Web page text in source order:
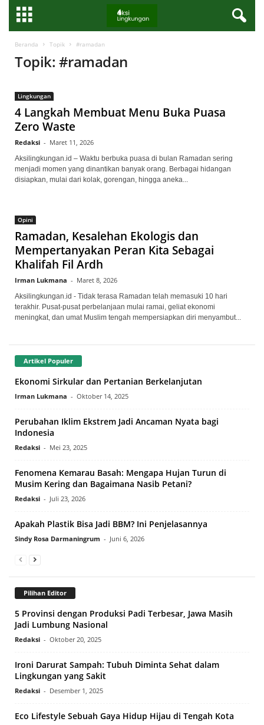
Beranda Topik #ramadan
Topik: #ramadan
Lingkungan
4 Langkah Membuat Menu Buka Puasa
Zero Waste
Redaksi - Maret 11, 2026
Aksilingkungan.id – Waktu berbuka puasa di bulan Ramadan sering
menjadi momen yang dinantikan banyak orang. Berbagai hidangan
disiapkan, mulai dari kolak, gorengan, hingga aneka...
Opini
Ramadan, Kesalehan Ekologis dan
Mempertanyakan Peran Kita Sebagai
Khalifah Fil Ardh
Irman Lukmana - Maret 8, 2026
Aksilingkungan.id - Tidak terasa Ramadan telah memasuki 10 hari
terakhir. Pusat-pusat perbelanjaan mulai ramai, geliat ekonomi
meningkat, dan umat Muslim tengah mempersiapkan diri menyambut...
Artikel Populer
Ekonomi Sirkular dan Pertanian Berkelanjutan
Irman Lukmana - Oktober 14, 2025
Perubahan Iklim Ekstrem Jadi Ancaman Nyata bagi
Indonesia
Redaksi - Mei 23, 2025
Fenomena Kemarau Basah: Mengapa Hujan Turun di
Musim Kering dan Bagaimana Nasib Petani?
Redaksi - Juli 23, 2026
Apakah Plastik Bisa Jadi BBM? Ini Penjelasannya
Sindy Rosa Darmaningrum - Juni 6, 2026
Pilihan Editor
5 Provinsi dengan Produksi Padi Terbesar, Jawa Masih
Jadi Lumbung Nasional
Redaksi - Oktober 20, 2025
Ironi Darurat Sampah: Tubuh Diminta Sehat dalam
Lingkungan yang Sakit
Redaksi - Desember 1, 2025
Eco Lifestyle Sebuah Gaya Hidup Hijau di Tengah Kota